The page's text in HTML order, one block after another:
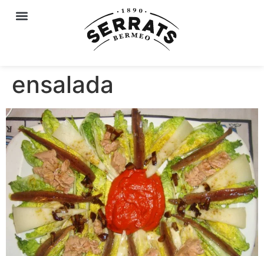
ensalada